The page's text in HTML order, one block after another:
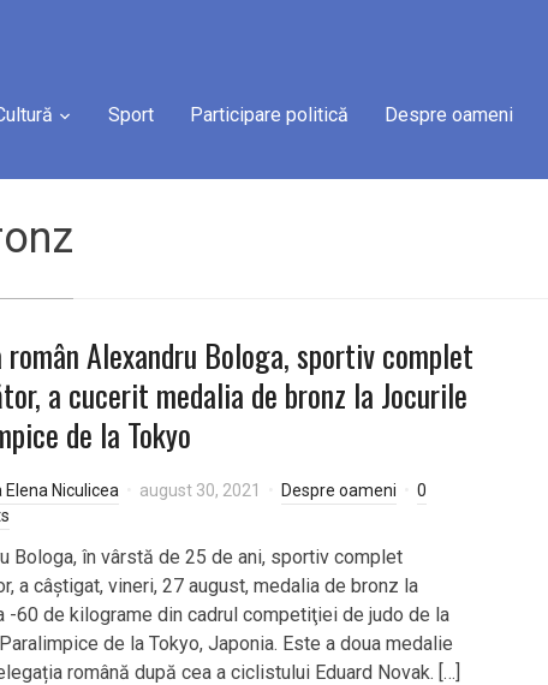
Sport Participare politică Despre oameni
român Alexandru Bologa, sportiv complet
a cucerit medalia de bronz la Jocurile
de la Tokyo
Elena Niculicea august 30, 2021 Despre oameni
0
Bologa, în vârstă de 25 de ani, sportiv complet
a câștigat, vineri, 27 august, medalia de bronz la
-60 de kilograme din cadrul competiţiei de judo de la
de la Tokyo, Japonia. Este a doua medalie
română după cea a ciclistului Eduard Novak. […]